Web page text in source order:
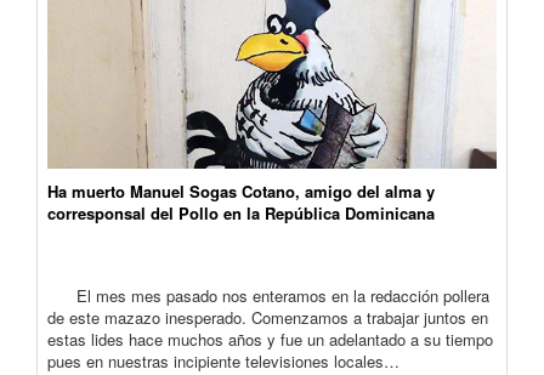
Ha muerto Manuel Sogas Cotano, amigo del alma y
corresponsal del Pollo en la República Dominicana
El mes mes pasado nos enteramos en la redacción pollera
de este mazazo inesperado. Comenzamos a trabajar juntos en
estas lides hace muchos años y fue un adelantado a su tiempo
pues en nuestras incipiente televisiones locales…